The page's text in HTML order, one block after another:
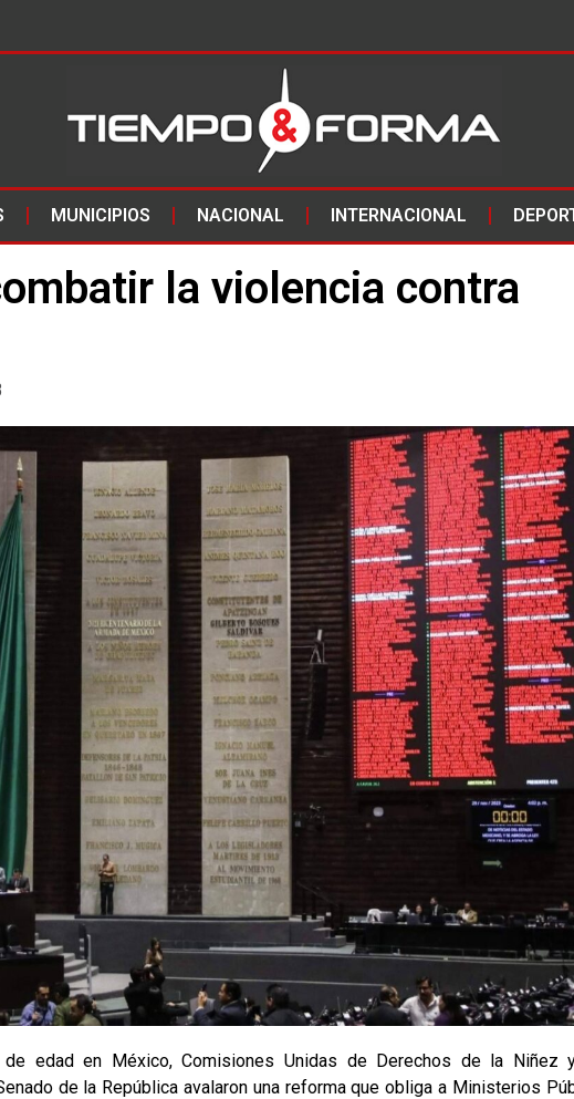
MUNICIPIOS NACIONAL INTERNACIONAL
la violencia contra
edad en México, Comisiones Unidas de Derechos de la Niñez
de la República avalaron una reforma que obliga a Ministerios